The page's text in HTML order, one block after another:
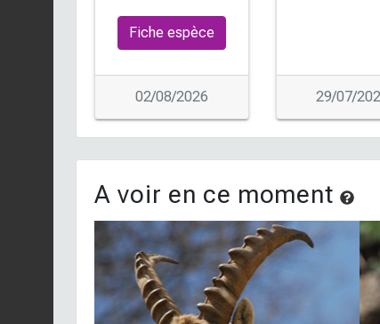
Fiche espèce
02/08/2026 29/07/
A voir en ce moment